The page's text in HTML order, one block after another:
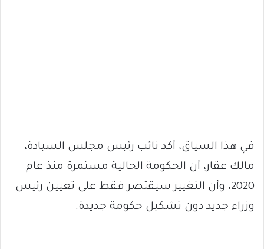
في هذا السياق، أكد نائب رئيس مجلس السيادة،
مالك عقار، أن الحكومة الحالية مستمرة منذ عام
2020، وأن التغيير سيقتصر فقط على تعيين رئيس
وزراء جديد دون تشكيل حكومة جديدة.